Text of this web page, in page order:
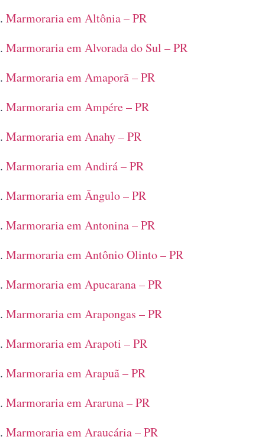
Marmoraria em Altônia – PR
Marmoraria em Alvorada do Sul – PR
Marmoraria em Amaporã – PR
Marmoraria em Ampére – PR
Marmoraria em Anahy – PR
Marmoraria em Andirá – PR
Marmoraria em Ângulo – PR
Marmoraria em Antonina – PR
Marmoraria em Antônio Olinto – PR
Marmoraria em Apucarana – PR
Marmoraria em Arapongas – PR
Marmoraria em Arapoti – PR
Marmoraria em Arapuã – PR
Marmoraria em Araruna – PR
Marmoraria em Araucária – PR